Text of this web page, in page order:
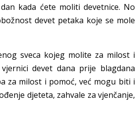
kada ćete moliti devetnice. No
devet petaka koje se mole
sveca kojeg molite za milost i
devet dana prije blagdana
za milost i pomoć, već mogu biti i
djeteta, zahvale za vjenčanje,